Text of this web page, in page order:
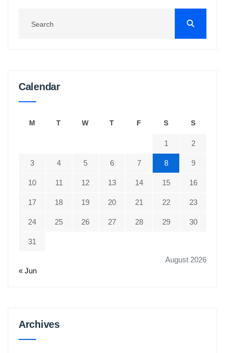
Calendar
August 2026
M T W T F S S
1 2
3 4 5 6 7 8 9
10 11 12 13 14 15 16
17 18 19 20 21 22 23
24 25 26 27 28 29 30
31
« Jun
ArchivesArchives